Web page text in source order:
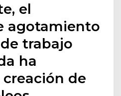
el
agotamiento
trabajo
ha
de